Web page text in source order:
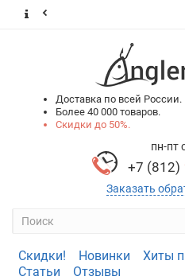
Доставка по всей России.
Более 40 000 товаров.
Скидки до 50%.
пн-пт
+7 (812)
Заказать
Скидки! Новинки Хиты
Статьи
Отзывы